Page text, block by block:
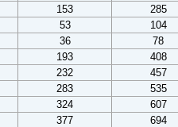
153
285
53
104
36
78
193
408
232
457
283
535
324
607
377
694